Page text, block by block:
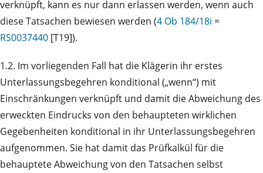
verknüpft, kann es nur dann erlassen werden, wenn auch
diese Tatsachen bewiesen werden (4 Ob 184/18i =
RS0037440 [T19]).
1.2. Im vorliegenden Fall hat die Klägerin ihr erstes
Unterlassungsbegehren konditional („wenn“) mit
Einschränkungen verknüpft und damit die Abweichung des
erweckten Eindrucks von den behaupteten wirklichen
Gegebenheiten konditional in ihr Unterlassungsbegehren
aufgenommen. Sie hat damit das Prüfkalkül für die
behauptete Abweichung von den Tatsachen selbst